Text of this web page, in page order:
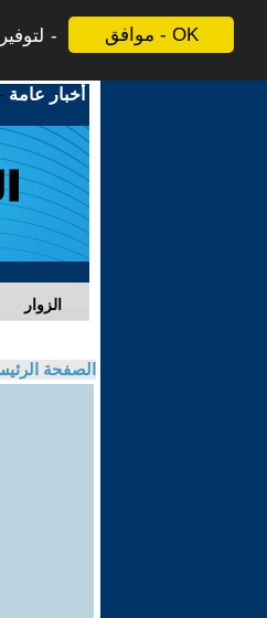
موافق - OK
أخبار عامة
الزوار
الصفحة